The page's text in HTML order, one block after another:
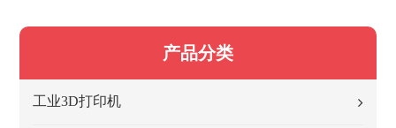
产品分类
工业3D打印机